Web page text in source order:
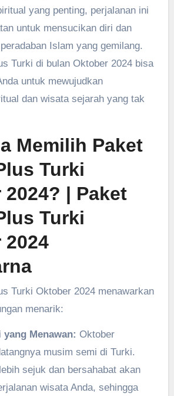
yang penting, perjalanan ini
untuk mensucikan diri dan
Islam yang gemilang.
Turki di bulan Oktober 2024 bisa
untuk mewujudkan
dan wisata sejarah yang tak
Memilih Paket
Turki
| Paket
Turki
Turki Oktober 2024 menawarkan
menarik:
yang Menawan: Oktober
musim semi di Turki.
sejuk dan bersahabat akan
wisata Anda, sehingga